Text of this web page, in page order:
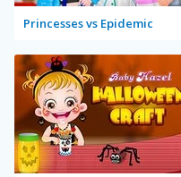
Princesses vs Epidemic